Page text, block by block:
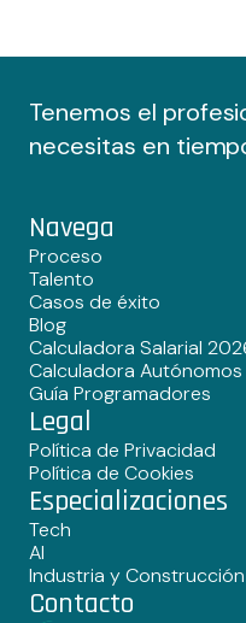
Tenemos el
necesitas en
Navega
Proceso
Talento
Casos de éxito
Blog
Calculadora Salarial
Calculadora
Guía Programadores
Legal
Política de Privacidad
Política de Cookies
Especializaciones
Tech
AI
Industria y Construcción
Contacto